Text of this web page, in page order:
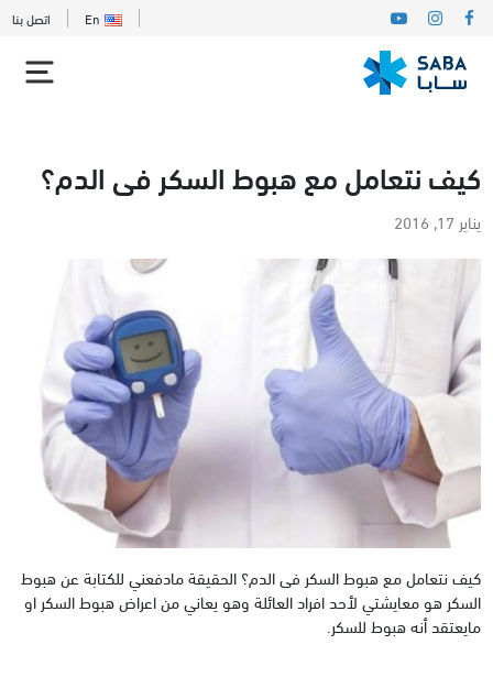
En اتصل بنا
كيف نتعامل مع هبوط السكر فى الدم؟
يناير 17, 2016
كيف نتعامل مع هبوط السكر فى الدم؟ الحقيقة مادفعني للكتابة عن هبوط
السكر هو معايشتي لأحد افراد العائلة وهو يعاني من اعراض هبوط السكر او
مايعتقد أنه هبوط للسكر.